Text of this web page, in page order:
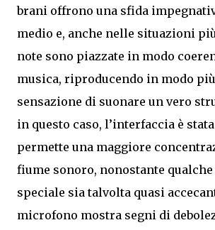
brani offrono una sfida
medio e, anche nelle situazioni
note sono piazzate in modo
musica, riproducendo in modo
sensazione di suonare un vero
in questo caso, l’interfaccia è
permette una maggiore
fiume sonoro, nonostante
speciale sia talvolta quasi
microfono mostra segni di